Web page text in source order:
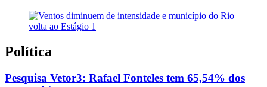
Política
Pesquisa Vetor3: Rafael Fonteles tem 65,54% dos